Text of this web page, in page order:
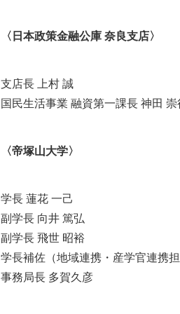
〈日本政策金融公庫 奈良支店〉
支店長 上村 誠
国民生活事業 融資第一課長 神田
〈帝塚山大学〉
学長 蓮花 一己
副学長 向井 篤弘
副学長 飛世 昭裕
学長補佐（地域連携・産学官連携
事務局長 多賀久彦